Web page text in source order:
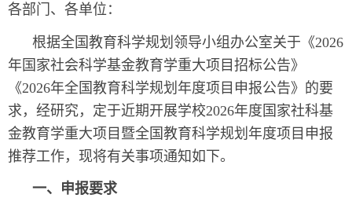
各部门、各单位：
根据全国教育科学规划领导小组办公室关于《2026
年国家社会科学基金教育学重大项目招标公告》
《2026年全国教育科学规划年度项目申报公告》的要
求，经研究，定于近期开展学校2026年度国家社科基
金教育学重大项目暨全国教育科学规划年度项目申报
推荐工作，现将有关事项通知如下。
一、申报要求